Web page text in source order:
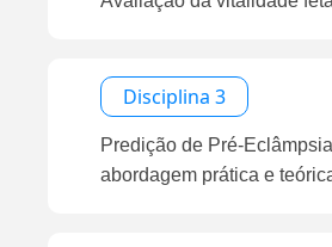
Disciplina 3
Predição de Pré-
abordagem prática e